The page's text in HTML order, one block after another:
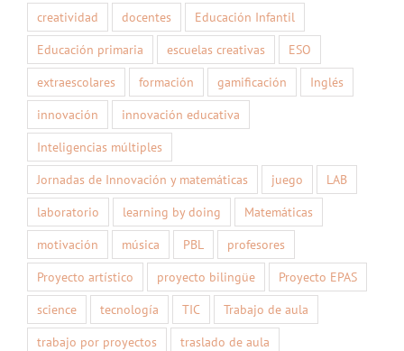
creatividad docentes
Educación Infantil
Educación primaria
escuelas creativas
ESO
extraescolares
formación gamificación
Inglés
innovación
innovación educativa
Inteligencias múltiples
Jornadas de Innovación y matemáticas
juego
LAB
laboratorio
learning by doing
Matemáticas
motivación
música PBL
profesores
Proyecto artístico
proyecto bilingüe
Proyecto EPAS
science
tecnología TIC
Trabajo de aula
trabajo por proyectos
traslado de aula